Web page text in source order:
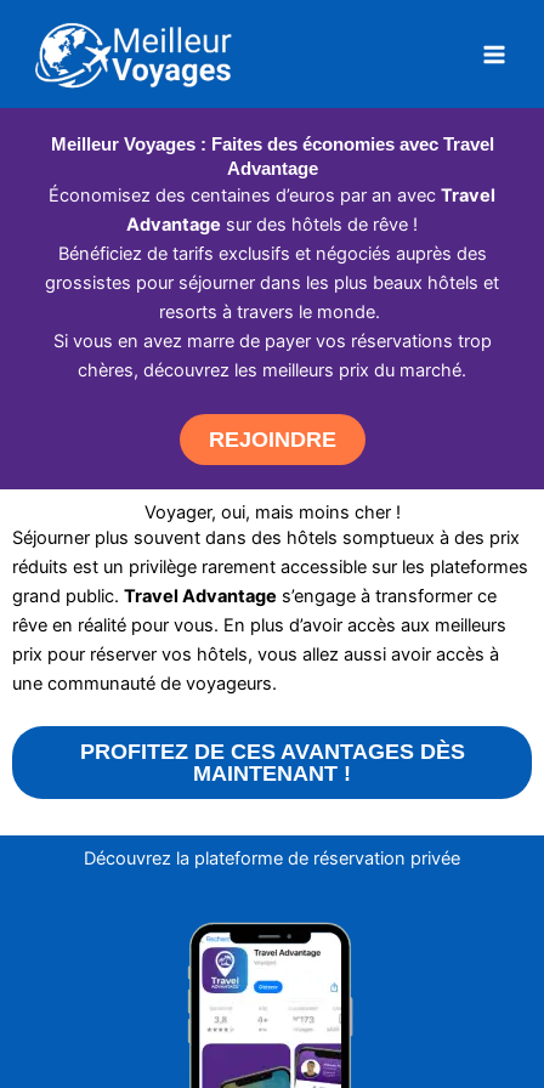
contenu
Meilleur Voyages : Faites des économies avec Travel
Advantage
Économisez des centaines d’euros par an avec Travel
Advantage sur des hôtels de rêve !
Bénéficiez de tarifs exclusifs et négociés auprès des
grossistes pour séjourner dans les plus beaux hôtels et
resorts à travers le monde.
Si vous en avez marre de payer vos réservations trop
chères, découvrez les meilleurs prix du marché.
REJOINDRE
Voyager, oui, mais moins cher !
Séjourner plus souvent dans des hôtels somptueux à des prix
réduits est un privilège rarement accessible sur les plateformes
grand public. Travel Advantage s’engage à transformer ce
rêve en réalité pour vous. En plus d’avoir accès aux meilleurs
prix pour réserver vos hôtels, vous allez aussi avoir accès à
une communauté de voyageurs.
PROFITEZ DE CES AVANTAGES DÈS
MAINTENANT !
Découvrez la plateforme de réservation privée